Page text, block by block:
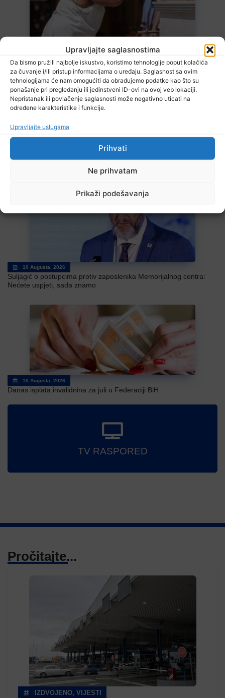
Upravljajte saglasnostima
Da bismo pružili najbolje iskustvo, koristimo tehnologije poput kolačića
za čuvanje i/ili pristup informacijama o uređaju. Saglasnost sa ovim
tehnologijama će nam omogućiti da obrađujemo podatke kao što su
ponašanje pri pregledanju ili jedinstveni ID-ovi na ovoj veb lokaciji.
Nepristanak ili povlačenje saglasnosti može negativno uticati na
određene karakteristike i funkcije.
Upravljajte uslugama
Prihvati
Ne prihvatam
Prikaži podešavanja
Izdato narandžasto upozorenje zbog visoke temperature zraka
10 Augusta, 2026
Suljagić o postupcima protiv zaposlenika Memorijalnog centra:
Nećete uspjeti, sada znamo
10 Augusta, 2026
Danas isplata invalidnina za juli u Federaciji BiH
TV RASPORED
Pročitajte...
IZDVOJENO, VIJESTI